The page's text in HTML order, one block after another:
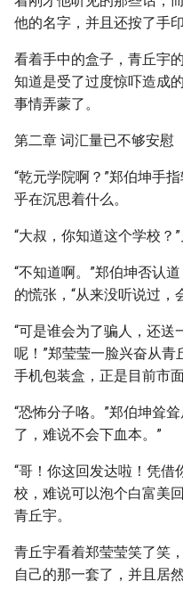
他的名字，并且还按了手印
看着手中的盒子，青丘宇
知道是受了过度惊吓造成
事情弄蒙了。
第二章 词汇量已不够安慰
“乾元学院啊？”郑伯坤手
乎在沉思着什么。
“大叔，你知道这个学校？
“不知道啊。”郑伯坤否认
的慌张，“从来没听说过，
“可是谁会为了骗人，还
呢！”郑莹莹一脸兴奋从
手机包装盒，正是目前市
“恐怖分子咯。”郑伯坤耸
了，难说不会下血本。”
“哥！你这回发达啦！凭
校，难说可以泡个白富美
青丘宇。
青丘宇看着郑莹莹笑了笑
自己的那一套了，并且居